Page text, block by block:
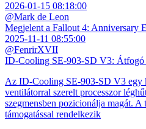
2026-01-15 08:18:00
@Mark de Leon
Megjelent a Fallout 4: Anniversary
2025-11-11 08:55:00
@FenrirXVII
ID-Cooling SE-903-SD V3: Átfogó
Az ID-Cooling SE-903-SD V3 egy
ventilátorral szerelt processzor
szegmensben pozicionálja magát.
támogatással rendelkezik